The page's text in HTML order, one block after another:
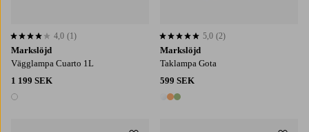
Markslöjd
Vägglampa Cuarto 1L
1 199 SEK
1 färg
4,0 baserat på 1 st betyg
4,0 (1)
Markslöjd
Taklampa Gota
599 SEK
3 färger
5,0 baserat på 2 st betyg
5,0 (2)